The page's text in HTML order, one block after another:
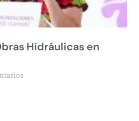
Hidráulicas en